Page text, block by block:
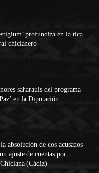
profundiza en la rica
chiclanero
saharauis del programa
en la Diputación
absolución de dos acusados
ajuste de cuentas por
(Cádiz)